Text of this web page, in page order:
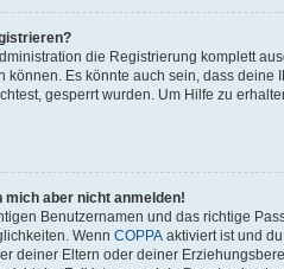
die Registrierung komplett
können. Es könnte auch sein, dass deine
gesperrt wurden. Um Hilfe zu
aber nicht anmelden!
Benutzernamen und das richtige
Wenn COPPA aktiviert ist und
deiner Eltern oder deiner